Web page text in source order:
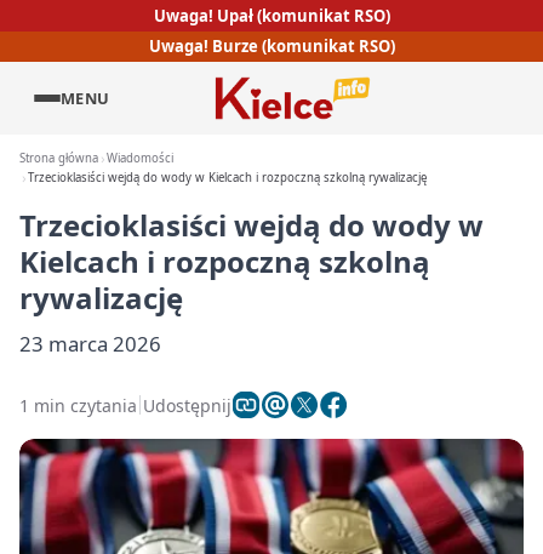
Uwaga! Upał (komunikat RSO)
Uwaga! Burze (komunikat RSO)
MENU
Strona główna Wiadomości
Trzecioklasiści wejdą do wody w Kielcach i rozpoczną szkolną rywalizację
Trzecioklasiści wejdą do wody w
Kielcach i rozpoczną szkolną
rywalizację
23 marca 2026
1 min czytania Udostępnij